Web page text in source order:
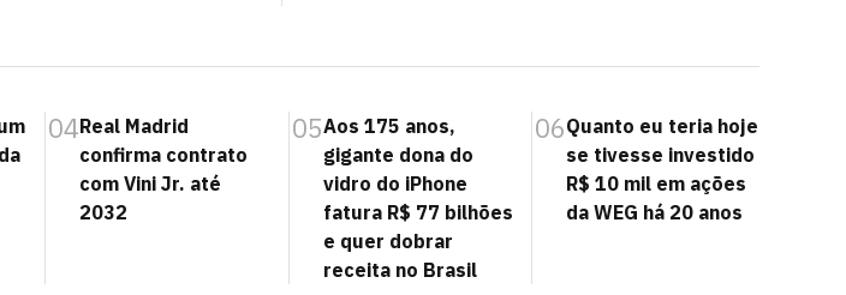
04Real Madrid
confirma contrato
com Vini Jr. até
2032
05Aos 175 anos,
gigante dona do
vidro do iPhone
fatura R$ 77 bilhões
e quer dobrar
receita no Brasil
06Quanto eu teria hoje
se tivesse investido
R$ 10 mil em ações
da WEG há 20 anos